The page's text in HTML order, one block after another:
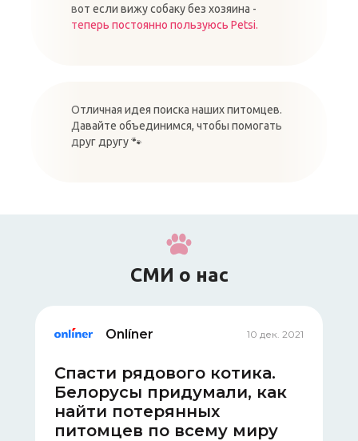
вот если вижу собаку без хозяина -
теперь постоянно пользуюсь Petsi.
Отличная идея поиска наших питомцев.
Давайте объединимся, чтобы помогать
друг другу 🐾
СМИ о нас
Onlíner 10 дек. 2021
Спасти рядового котика.
Белорусы придумали, как
найти потерянных
питомцев по всему миру